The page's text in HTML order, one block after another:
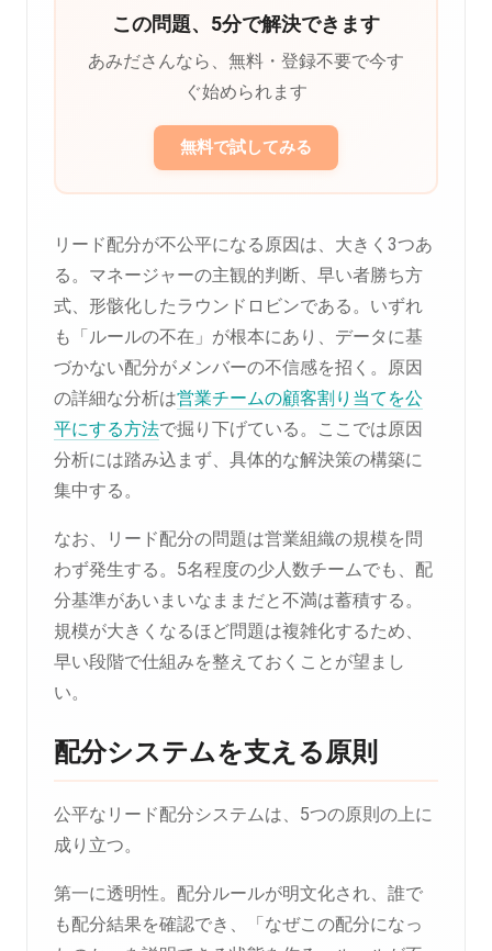
この問題、5分で解決できます
あみださんなら、無料・登録不要で今す
ぐ始められます
無料で試してみる
リード配分が不公平になる原因は、大きく3つあ
る。マネージャーの主観的判断、早い者勝ち方
式、形骸化したラウンドロビンである。いずれ
も「ルールの不在」が根本にあり、データに基
づかない配分がメンバーの不信感を招く。原因
の詳細な分析は営業チームの顧客割り当てを公
平にする方法で掘り下げている。ここでは原因
分析には踏み込まず、具体的な解決策の構築に
集中する。
なお、リード配分の問題は営業組織の規模を問
わず発生する。5名程度の少人数チームでも、配
分基準があいまいなままだと不満は蓄積する。
規模が大きくなるほど問題は複雑化するため、
早い段階で仕組みを整えておくことが望まし
い。
配分システムを支える原則
公平なリード配分システムは、5つの原則の上に
成り立つ。
第一に透明性。配分ルールが明文化され、誰で
も配分結果を確認でき、「なぜこの配分になっ